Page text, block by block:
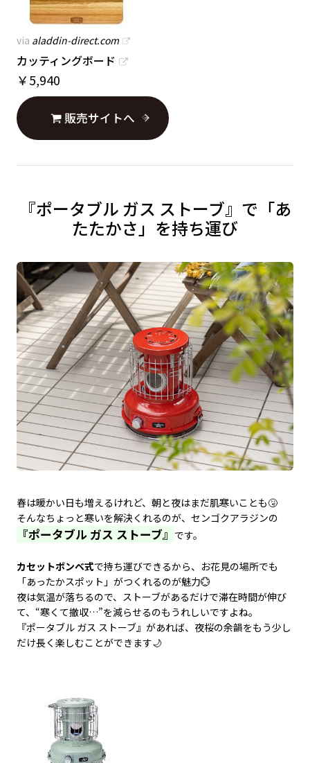
via aladdin-direct.com
カッティングボード
￥5,940
販売サイトへ
『ポータブル ガス ストーブ』で「あ
たたかさ」を持ち運び
春は暖かい日も増えるけれど、朝と夜はまだ肌寒いことも🤧
そんなちょっと寒いを解決くれるのが、センゴクアラジンの
『ポータブル ガス ストーブ』 です。
カセットボンベ式で持ち運びできるから、お花見の場所でも
「あったかスポット」がつくれるのが魅力💮
夜は気温が落ちるので、ストーブがあるだけで滞在時間が伸び
て、“寒くて撤収…”を減らせるのもうれしいですよね。
『ポータブル ガス ストーブ』があれば、夜桜の余韻をもう少し
だけ長く楽しむことができます🌙